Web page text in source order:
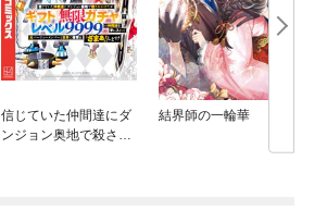
信じていた仲間達にダ
ンジョン奥地で殺され
結界師の一輪華